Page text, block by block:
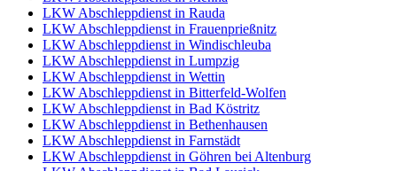
LKW Abschleppdienst in Rauda
LKW Abschleppdienst in Frauenprießnitz
LKW Abschleppdienst in Windischleuba
LKW Abschleppdienst in Lumpzig
LKW Abschleppdienst in Wettin
LKW Abschleppdienst in Bitterfeld-Wolfen
LKW Abschleppdienst in Bad Köstritz
LKW Abschleppdienst in Bethenhausen
LKW Abschleppdienst in Farnstädt
LKW Abschleppdienst in Göhren bei Altenburg